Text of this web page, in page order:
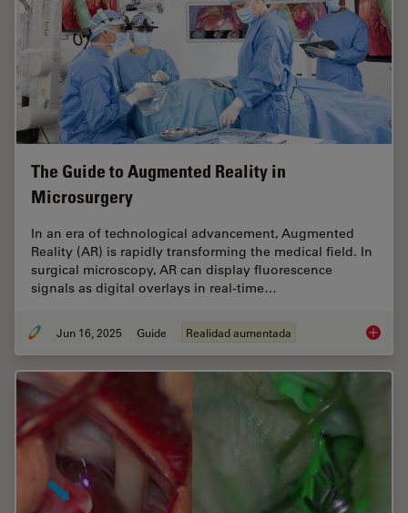
The Guide to Augmented Reality in
Microsurgery
In an era of technological advancement, Augmented
Reality (AR) is rapidly transforming the medical field. In
surgical microscopy, AR can display fluorescence
signals as digital overlays in real-time…
Jun 16, 2025 Guide Realidad aumentada The